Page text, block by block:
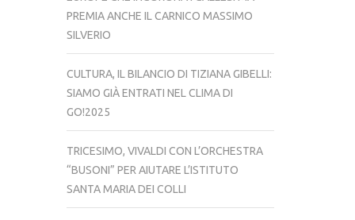
PREMIA ANCHE IL CARNICO MASSIMO
SILVERIO
CULTURA, IL BILANCIO DI TIZIANA GIBELLI:
SIAMO GIÀ ENTRATI NEL CLIMA DI
GO!2025
TRICESIMO, VIVALDI CON L’ORCHESTRA
“BUSONI” PER AIUTARE L’ISTITUTO
SANTA MARIA DEI COLLI